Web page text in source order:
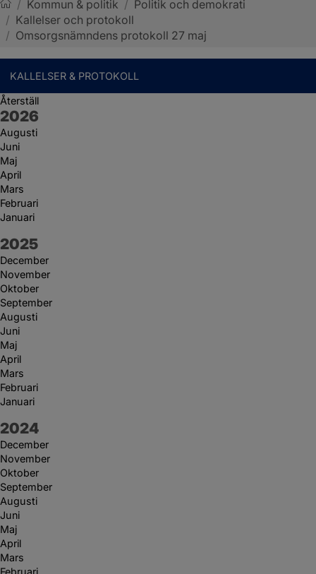
Sotenäs kommun
/ Kommun & politik / Politik och demokrati
/ Kallelser och protokoll
/ Omsorgsnämndens protokoll 27 maj
KALLELSER & PROTOKOLL
Återställ
År:
2026
Augusti
Juni
Maj
April
Mars
Februari
Januari
År:
2025
December
November
Oktober
September
Augusti
Juni
Maj
April
Mars
Februari
Januari
År:
2024
December
November
Oktober
September
Augusti
Juni
Maj
April
Mars